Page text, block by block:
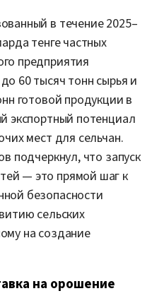
в течение 2025–
тенге частных
предприятия
60 тысяч тонн сырья и
готовой продукции в
экспортный потенциал
мест для сельчан.
подчеркнул, что запуск
— это прямой шаг к
безопасности
сельских
на создание
на орошение